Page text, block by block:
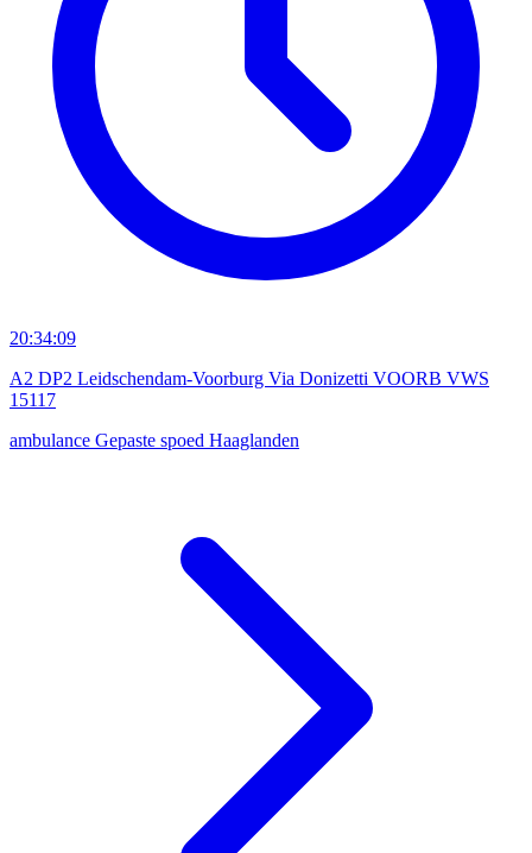
20:34:09
A2 DP2 Leidschendam-Voorburg Via Donizetti VOORB VWS
15117
ambulance Gepaste spoed Haaglanden